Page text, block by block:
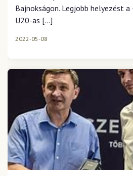
Bajnokságon. Legjobb helyezést
U20-as […]
2022-05-08